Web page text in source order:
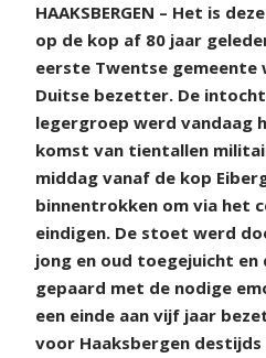
HAAKSBERGEN – Het is
op de kop af 80 jaar
eerste Twentse gemeente
Duitse bezetter. De
legergroep werd vandaag
komst van tientallen
middag vanaf de kop
binnentrokken om via het
eindigen. De stoet werd
jong en oud toegejuicht
gepaard met de nodige
een einde aan vijf jaar
voor Haaksbergen